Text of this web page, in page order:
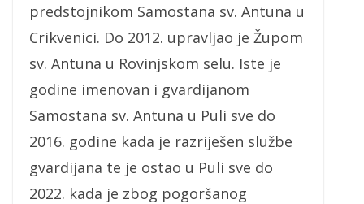
predstojnikom Samostana sv. Antuna u
Crikvenici. Do 2012. upravljao je Župom
sv. Antuna u Rovinjskom selu. Iste je
godine imenovan i gvardijanom
Samostana sv. Antuna u Puli sve do
2016. godine kada je razriješen službe
gvardijana te je ostao u Puli sve do
2022. kada je zbog pogoršanog